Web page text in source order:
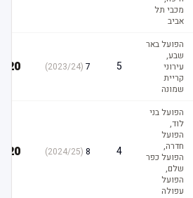
מכבי תל
אביב
הפועל באר
שבע,
עירוני
קריית
שמונה
2023/24
)
20
הפועל בני
לוד,
הפועל
חדרה,
הפועל כפר
שלם,
הפועל
עפולה
2024/25
)
20